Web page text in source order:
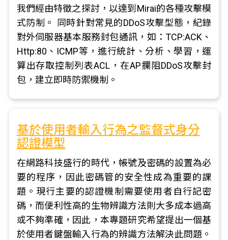
我們經由特徵之探討，以達到Mirai的各種攻擊模
式防制。 同時針對常見的DDoS攻擊型態，紀錄
對外伺服器基本服務封包通訊，如：TCP:ACK、
Http:80、ICMP等，進行統計、分析、學習，運
算出存取控制列表ACL，在AP攔阻DDoS攻擊封
包，建立即時防禦機制。
基於使用者輸入行為之監督式身分
認證模型
在網路科技盛行的時代，帳號及密碼的設置為必
要的程序，因此密碼管的安全性成為重要的課
題。現行主要的認證機制需要使用者自行記密
碼，而便利性高的生物辨識方法則大多成本過高
或不夠準確，因此，本專題研究希望提出一個基
於使用者鍵盤輸入行為的辨識方法解決此問題。